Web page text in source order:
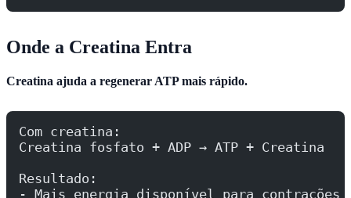
Onde a Creatina Entra
Creatina ajuda a regenerar ATP mais rápido.
Com creatina:
Creatina fosfato + ADP → ATP + Creatina
Resultado:
- Mais energia disponível para contrações